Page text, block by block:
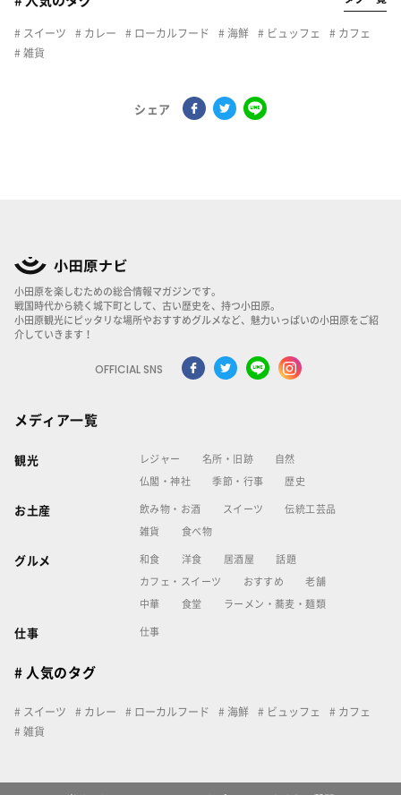
スイーツ カレー ローカルフード 海鮮 ビュッフェ
カフェ
雑貨
シェア
小田原を楽しむための総合情報マガジンです。
戦国時代から続く城下町として、古い歴史を、持つ小田原。
小田原観光にピッタリな場所やおすすめグルメなど、魅力いっぱいの小田原をご紹
介していきます！
OFFICIAL SNS
メディア一覧
観光 レジャー 名所・旧跡 自然
仏閣・神社 季節・行事 歴史
お土産 飲み物・お酒 スイーツ 伝統工芸品
雑貨 食べ物
グルメ 和食 洋食 居酒屋 話題
カフェ・スイーツ おすすめ 老舗
中華 食堂 ラーメン・蕎麦・麺類
仕事 仕事
# 人気のタグ
スイーツ カレー ローカルフード 海鮮 ビュッフェ
カフェ
雑貨